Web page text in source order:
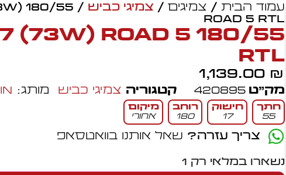
עמוד הבית/ צמיגים/ צמיגי כביש
ROAD 5 RTL
ZR 17 (73W) ROAD 5
RTL
1,139.00 ₪
מק״ט 420895 קטגוריה צמיגי כביש מותג:
חתך
55
חישוק
17
רוחב
180
מיקום
אחורי
צריך עזרה? שאל אותנו בוואטסאפ
נשארו במלאי רק 1